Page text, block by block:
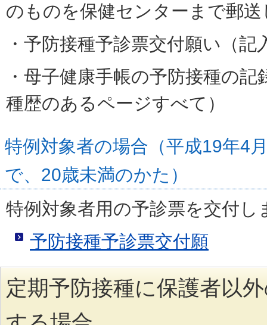
のものを保健センターまで郵
・予防接種予診票交付願い（記
・母子健康手帳の予防接種の
種歴のあるページすべて）
特例対象者の場合（平成19年4
で、20歳未満のかた）
特例対象者用の予診票を交付
予防接種予診票交付願
定期予防接種に保護者以